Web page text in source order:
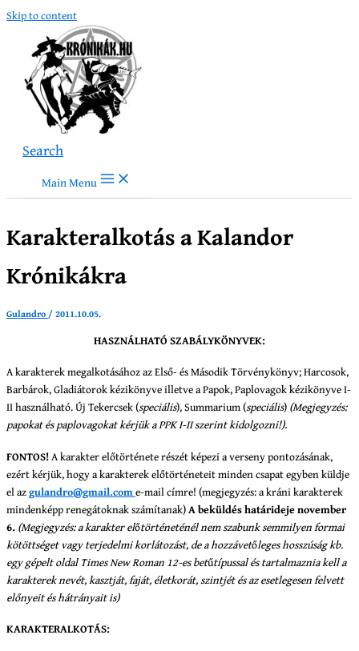
Skip to content
Search
Main Menu
Karakteralkotás a Kalandor
Krónikákra
Gulandro /2011.10.05.
HASZNÁLHATÓ SZABÁLYKÖNYVEK:
A karakterek megalkotásához az Első- és Második Törvénykönyv; Harcosok,
Barbárok, Gladiátorok kézikönyve illetve a Papok, Paplovagok kézikönyve I-
II használható. Új Tekercsek (speciális), Summarium (speciális) (Megjegyzés:
papokat és paplovagokat kérjük a PPK I-II szerint kidolgozni!).
FONTOS!A karakter előtörténete részét képezi a verseny pontozásának,
ezért kérjük, hogy a karakterek előtörténeteit minden csapat egyben küldje
el azgulandro@gmail.come-mail címre! (megjegyzés: a kráni karakterek
mindenképp renegátoknak számítanak)A beküldés határideje november
6. (Megjegyzés: a karakter előtörténeténél nem szabunk semmilyen formai
kötöttséget vagy terjedelmi korlátozást, de a hozzávetőleges hosszúság kb.
egy gépelt oldal Times New Roman 12-es betűtípussal és tartalmaznia kell a
karakterek nevét, kasztját, faját, életkorát, szintjét és az esetlegesen felvett
előnyeit és hátrányait is)
KARAKTERALKOTÁS: